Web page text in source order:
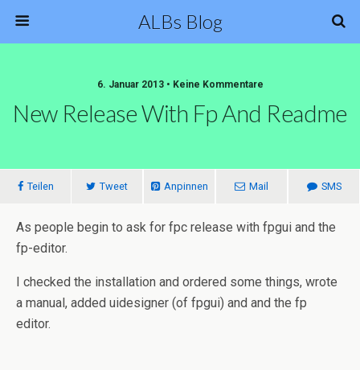
ALBs Blog
6. Januar 2013 • Keine Kommentare
New Release With Fp And Readme
Teilen Tweet Anpinnen Mail SMS
As people begin to ask for fpc release with fpgui and the
fp-editor.
I checked the installation and ordered some things, wrote
a manual, added uidesigner (of fpgui) and and the fp
editor.